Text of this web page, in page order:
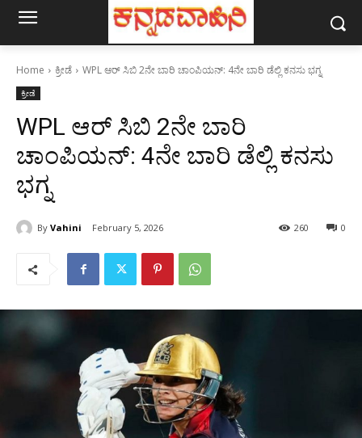
Home ಕ್ರೀಡೆ WPL ಆರ್ ಸಿಬಿ 2ನೇ ಬಾರಿ ಚಾಂಪಿಯನ್: 4ನೇ ಬಾರಿ ಡೆಲ್ಲಿ ಕನಸು ಭಗ್ನ
ಕ್ರೀಡೆ
WPL ಆರ್ ಸಿಬಿ 2ನೇ ಬಾರಿ
ಚಾಂಪಿಯನ್: 4ನೇ ಬಾರಿ ಡೆಲ್ಲಿ ಕನಸು
ಭಗ್ನ
By Vahini February 5, 2026 0
260